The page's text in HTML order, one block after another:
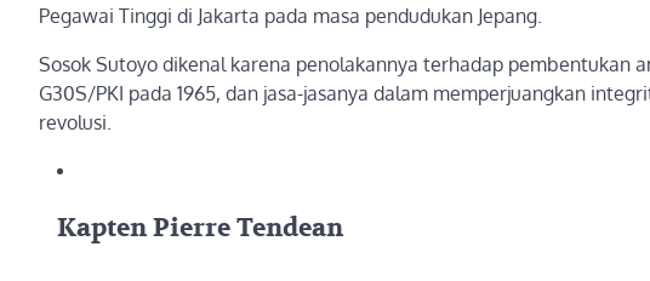
Pegawai Tinggi di Jakarta pada masa pendudukan Jepang.
Sosok Sutoyo dikenal karena penolakannya terhadap pembentukan
G30S/PKI pada 1965, dan jasa-jasanya dalam memperjuangkan
revolusi.
Kapten Pierre Tendean